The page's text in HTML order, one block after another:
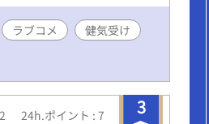
ラブコメ
健気受け
3
24h.ポイント : 7